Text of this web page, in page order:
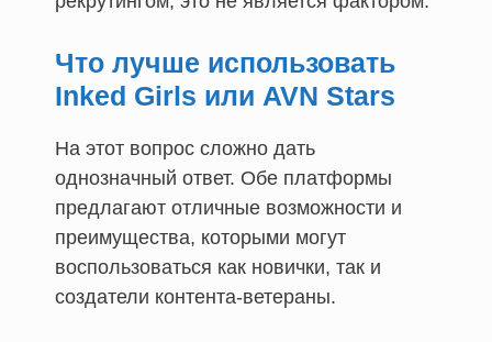
Что лучше использовать
Inked Girls или AVN Stars
На этот вопрос сложно дать
однозначный ответ. Обе платформы
предлагают отличные возможности и
преимущества, которыми могут
воспользоваться как новички, так и
создатели контента-ветераны.